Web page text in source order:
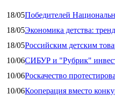
18/05Победителей
18/05Экономика детства:
18/05Российским детским
10/06СИБУР и "Рубрик"
10/06Роскачество
10/06Кооперация вместо